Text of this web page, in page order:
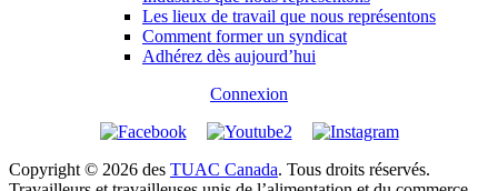
Les lieux de travail que nous représentons
Comment former un syndicat
Adhérez dès aujourd’hui
Connexion
Copyright © 2026 des TUAC Canada. Tous droits réservés.